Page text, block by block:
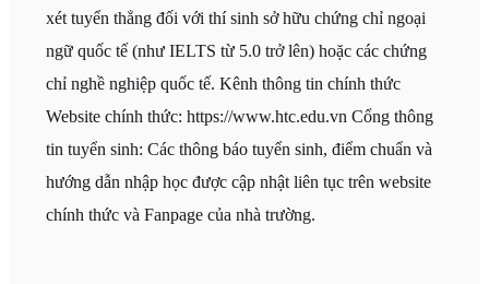
xét tuyển thẳng đối với thí sinh sở hữu chứng chỉ ngoại
ngữ quốc tế (như IELTS từ 5.0 trở lên) hoặc các chứng
chỉ nghề nghiệp quốc tế. Kênh thông tin chính thức
Website chính thức: https://www.htc.edu.vn Cổng thông
tin tuyển sinh: Các thông báo tuyển sinh, điểm chuẩn và
hướng dẫn nhập học được cập nhật liên tục trên website
chính thức và Fanpage của nhà trường.